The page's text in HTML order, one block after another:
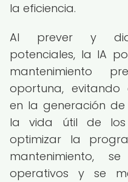
la eficiencia.
Al prever y
potenciales, la IA
mantenimiento
oportuna, evitando
en la generación
la vida útil de los
optimizar la
mantenimiento,
operativos y se